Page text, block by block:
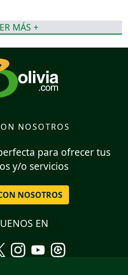
MÁS +
NOSOTROS
para ofrecer tus
y/o servicios
NOSOTROS
EN